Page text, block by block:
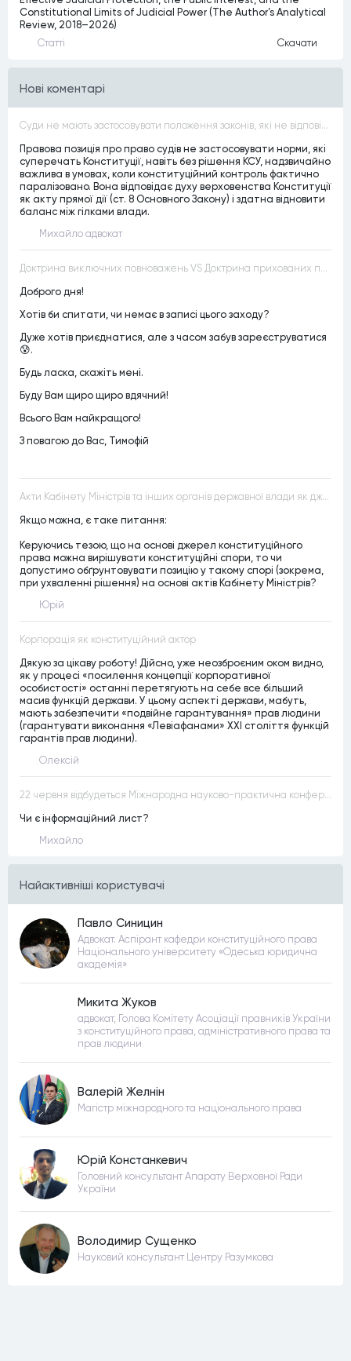
Constitutional Limits of Judicial Power (The Author’s Analytical
Review, 2018–2026)
Статтi Скачати
Нові коментарі
Суди не мають застосовувати положення законів, які не відповідають Конституції, незалежно від того, чи визнавалися вони Конституційним Судом України неконституційними, тобто закони, що суперечать Конституції України не можуть застосовуватися навіть у випадках, коли вони є чинними
Правова позиція про право судів не застосовувати норми, які
суперечать Конституції, навіть без рішення КСУ, надзвичайно
важлива в умовах, коли конституційний контроль фактично
паралізовано. Вона відповідає духу верховенства Конституції
як акту прямої дії (ст. 8 Основного Закону) і здатна відновити
баланс між гілками влади.
Михайло адвокат
Доктрина виключних повноважень VS Доктрина прихованих повноважень
Доброго дня!
Хотів би спитати, чи немає в записі цього заходу?
Дуже хотів приєднатися, але з часом забув зареєструватися
😰.
Будь ласка, скажіть мені.
Буду Вам щиро щиро вдячний!
Всього Вам найкращого!
З повагою до Вас, Тимофій
Акти Кабінету Міністрів та інших органів державної влади як джерела конституційного права
Якщо можна, є таке питання:
Керуючись тезою, що на основі джерел конституційного
права можна вирішувати конституційні спори, то чи
допустимо обґрунтовувати позицію у такому спорі (зокрема,
при ухваленні рішення) на основі актів Кабінету Міністрів?
Юрій
Корпорація як конституційний актор
Дякую за цікаву роботу! Дійсно, уже неозброєним оком видно,
як у процесі «посилення концепції корпоративної
особистості» останні перетягують на себе все більший
масив функцій держави. У цьому аспекті держави, мабуть,
мають забезпечити «подвійне гарантування» прав людини
(гарантувати виконання «Левіафанами» ХХІ століття функцій
гарантів прав людини).
Олексій
22 червня відбудеться Міжнародна науково-практична конференція “Конституційна демократія в умовах загроз територіальній цілісності та національній безпеці”
Чи є інформаційний лист?
Михайло
Найактивнiшi користувачi
Павло Синицин
Адвокат. Аспірант кафедри конституційного права
Національного університету «Одеська юридична
академія»
Микита Жуков
адвокат, Голова Комітету Асоціації правників України
з конституційного права, адміністративного права та
прав людини
Валерій Желнін
Магістр міжнародного та національного права
Юрій Констанкевич
Головний консультант Апарату Верховної Ради
України
Володимир Сущенко
Науковий консультант Центру Разумкова